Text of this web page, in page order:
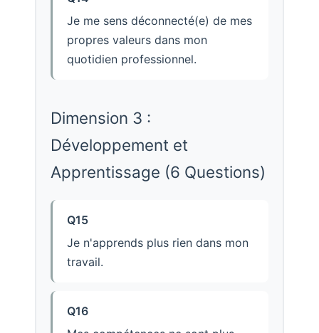
Je me sens déconnecté(e) de mes
propres valeurs dans mon
quotidien professionnel.
Dimension 3 :
Développement et
Apprentissage (6 Questions)
Q15
Je n'apprends plus rien dans mon
travail.
Q16